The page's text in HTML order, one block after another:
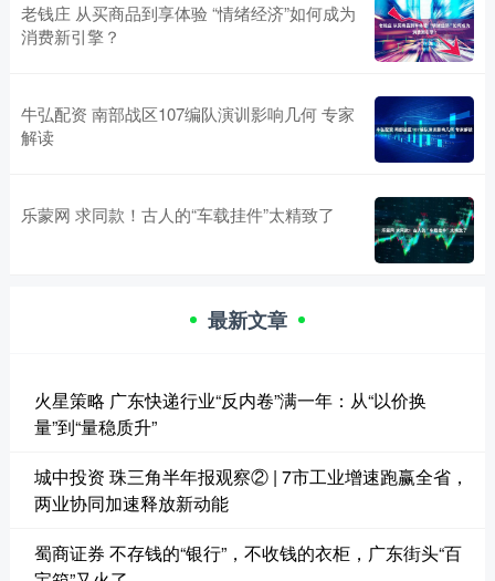
老钱庄 从买商品到享体验 “情绪经济”如何成为
消费新引擎？
牛弘配资 南部战区107编队演训影响几何 专家
解读
乐蒙网 求同款！古人的“车载挂件”太精致了
最新文章
火星策略 广东快递行业“反内卷”满一年：从“以价换
量”到“量稳质升”
城中投资 珠三角半年报观察② | 7市工业增速跑赢全省，
两业协同加速释放新动能
蜀商证券 不存钱的“银行”，不收钱的衣柜，广东街头“百